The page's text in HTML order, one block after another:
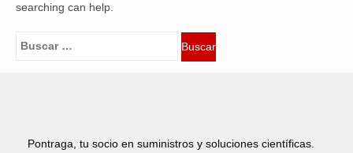
searching can help.
Pontraga, tu socio en suministros y soluciones científicas.